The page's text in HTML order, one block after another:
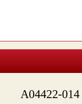
A04422-014